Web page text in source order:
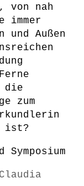
von nah
immer
und Außen
die
zum
ist?
Claudia